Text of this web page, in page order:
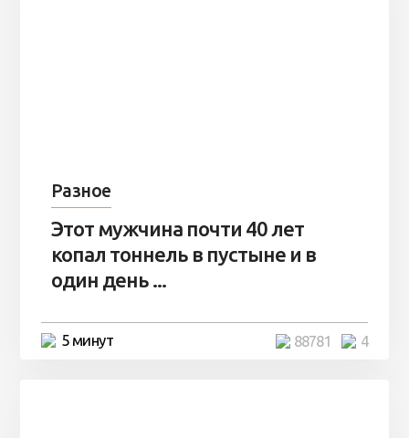
Разное
Этот мужчина почти 40 лет
копал тоннель в пустыне и в
один день ...
5 минут 4
88781